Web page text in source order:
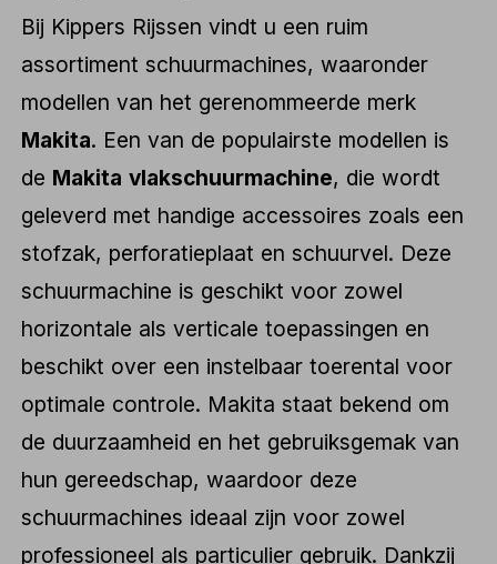
Bij Kippers Rijssen vindt u een ruim
assortiment schuurmachines, waaronder
modellen van het gerenommeerde merk
Makita. Een van de populairste modellen is
de Makita vlakschuurmachine, die wordt
geleverd met handige accessoires zoals een
stofzak, perforatieplaat en schuurvel. Deze
schuurmachine is geschikt voor zowel
horizontale als verticale toepassingen en
beschikt over een instelbaar toerental voor
optimale controle. Makita staat bekend om
de duurzaamheid en het gebruiksgemak van
hun gereedschap, waardoor deze
schuurmachines ideaal zijn voor zowel
professioneel als particulier gebruik. Dankzij